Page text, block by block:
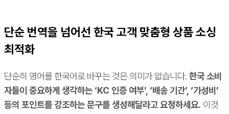
단순 번역을 넘어선 한국 고객 맞춤형 상품 소싱
최적화
단순히 영어를 한국어로 바꾸는 것은 의미가 없습니다. 한국 소비
자들이 중요하게 생각하는 ‘KC 인증 여부’, ‘배송 기간’, ‘가성비’
등의 포인트를 강조하는 문구를 생성해달라고 요청하세요. 이것